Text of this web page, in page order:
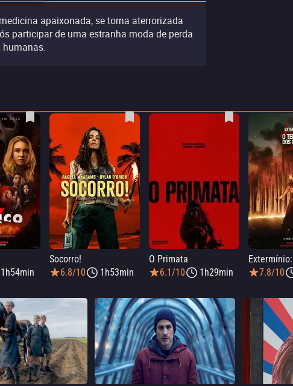
apaixonada, se torna aterrorizada
participar de uma estranha moda de perda
humanas.
1h54min
Socorro!
6.8/10
1h53min
O Primata
6.1/10
1h29min
7.8/10